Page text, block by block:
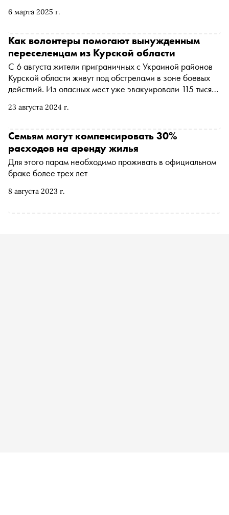
6 марта 2025 г.
«самозапреты», «дроперов», ограничения на количество
связи. По словам Путина, ущерб со стороны телефонных
мошенников «приобрел просто недопустимые размеры,
очень большие, поэтому действовать нужно быстро».
Основные инструменты заработают с сентября. «Сноб»
рассказывает, что изменится
23 августа 2024 г.
Как волонтеры помогают вынужденным
переселенцам из Курской области
С 6 августа жители приграничных с Украиной районов
Курской области живут под обстрелами в зоне боевых
действий. Из опасных мест уже эвакуировали 115 тысяч
регионах России. Сотрудники благотворительных
как организованы пункты сбора помощи и какие вещи
для переселенцев самые востребованные
8 августа 2023 г.
Семьям могут компенсировать 30%
расходов на аренду жилья
Для этого парам необходимо проживать в официальном
браке более трех лет